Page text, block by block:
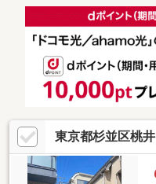
総武線・中央線【西荻窪】
記の《資料請求》又は《見
アクタス 0120-105-111(通話
東京都杉並区桃